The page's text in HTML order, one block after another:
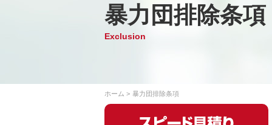
暴力団排除条項
Exclusion
ホーム 暴力団排除条項